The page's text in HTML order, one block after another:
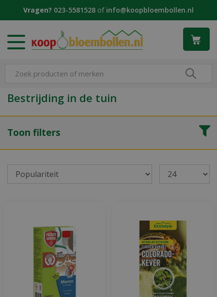
Vragen? 023-5581528 of info@koopbloembollen.nl
Bestrijding in de tuin
Toon filters